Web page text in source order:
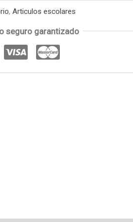
,Articulos escolares
seguro garantizado